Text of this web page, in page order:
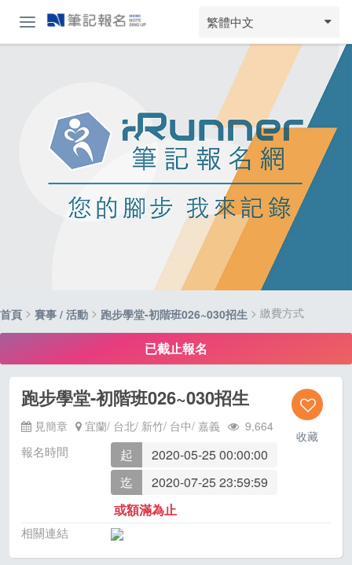
繁體中文
首頁 > 賽事 / 活動 > 跑步學堂-初階班026~030招生 > 繳費方式
已截止報名
收藏
跑步學堂-初階班026~030招生
見簡章 宜蘭/ 台北/ 新竹/ 台中/ 嘉義 9,664
報名時間 起
2020-05-25 00:00:00
迄
2020-07-25 23:59:59
或額滿為止
相關連結